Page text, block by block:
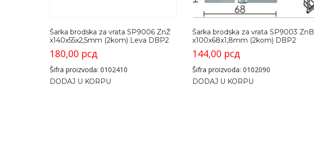
Šarka brodska za vrata SP9006 ZnŽ
x140x55x2,5mm (2kom) Leva DBP2
180,00 рсд
Šifra proizvoda: 0102410
DODAJ U KORPU
Šarka brodska za vrata SP9003 ZnB
x100x68x1,8mm (2kom) DBP2
144,00 рсд
Šifra proizvoda: 0102090
DODAJ U KORPU